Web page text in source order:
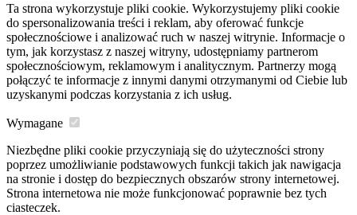
Ta strona wykorzystuje pliki cookie. Wykorzystujemy pliki cookie
do spersonalizowania treści i reklam, aby oferować funkcje
społecznościowe i analizować ruch w naszej witrynie. Informacje o
tym, jak korzystasz z naszej witryny, udostępniamy partnerom
społecznościowym, reklamowym i analitycznym. Partnerzy mogą
połączyć te informacje z innymi danymi otrzymanymi od Ciebie lub
uzyskanymi podczas korzystania z ich usług.
Wymagane
Niezbędne pliki cookie przyczyniają się do użyteczności strony
poprzez umożliwianie podstawowych funkcji takich jak nawigacja
na stronie i dostęp do bezpiecznych obszarów strony internetowej.
Strona internetowa nie może funkcjonować poprawnie bez tych
ciasteczek.